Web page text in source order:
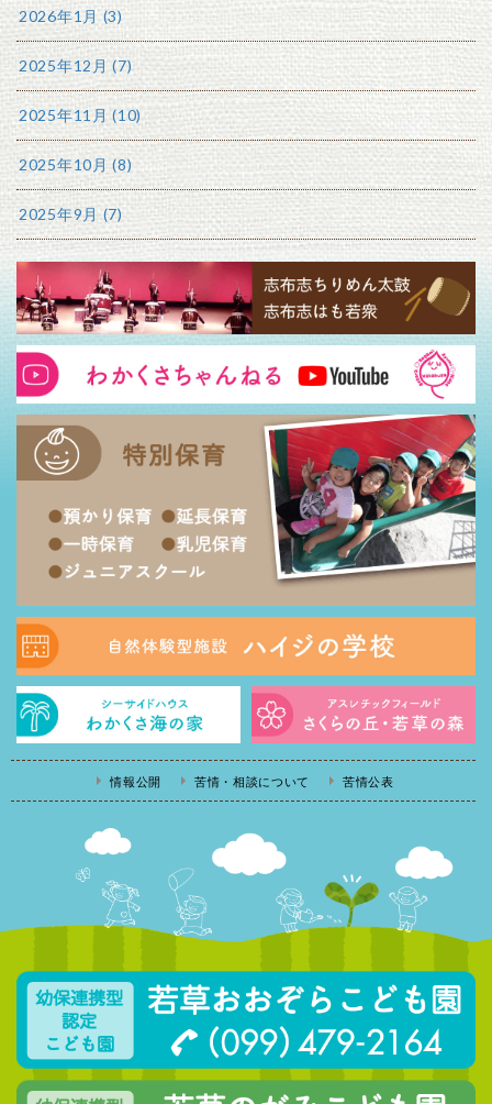
2026年1月 (3)
2025年12月 (7)
2025年11月 (10)
2025年10月 (8)
2025年9月 (7)
情報公開 苦情・相談について 苦情公表